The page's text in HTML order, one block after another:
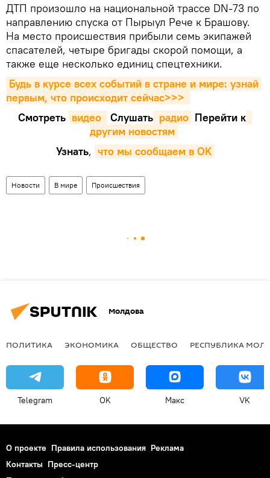
ДТП произошло на национальной трассе DN-73 по
направлению спуска от Пырыул Рече к Брашову.
На место происшествия прибыли семь экипажей
спасателей, четыре бригады скорой помощи, а
также еще несколько единиц спецтехники.
Будь в курсе всех событий в стране и мире: узнай
первым, что происходит сейчаc>>>
Смотреть видео Cлушать радио Перейти к
другим новостям
Узнать, что мы сообщаем в OK
Новости В мире Происшествия
Молдова
ПОЛИТИКА ЭКОНОМИКА ОБЩЕСТВО РЕСПУБЛИКА
Telegram OK Макс VK
О проекте Правила использования Реклама
Контакты Пресс-центр